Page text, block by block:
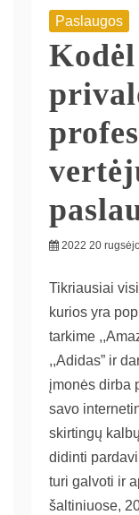
Paslaugos
2022 20
Tikriausiai
kurios yra
tarkime
,,Adidas” ir
įmonės dirba
savo
skirtingų
didinti
turi galvoti ir
šaltiniuose,